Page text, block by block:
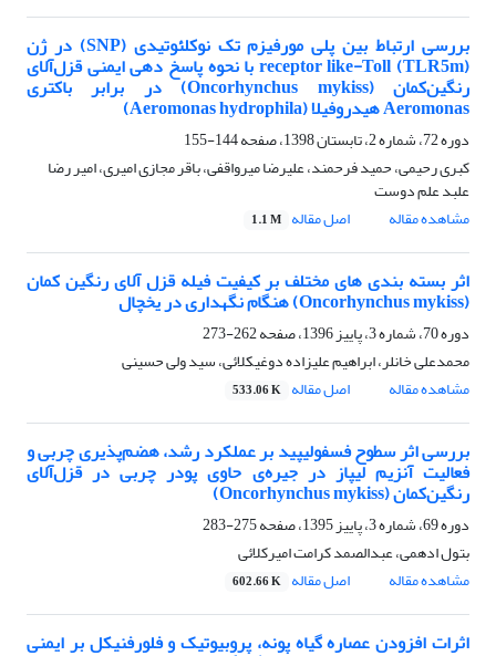
بررسی ارتباط بین پلی مورفیزم تک نوکلئوتیدی (SNP) در ژن
(TLR5m) receptor like-Toll با نحوه پاسخ دهی ایمنی قزل‌آلای
رنگین‌کمان (Oncorhynchus mykiss) در برابر باکتری
Aeromonas هیدروفیلا (Aeromonas hydrophila)
دوره 72، شماره 2، تابستان 1398، صفحه
144-155
کبری رحیمی، حمید فرحمند، علیرضا میرواقفی، باقر مجازی امیری، امیر رضا
علبد علم دوست
مشاهده مقاله
اصل مقاله 1.1 M
اثر بسته بندی های مختلف بر کیفیت فیله قزل آلای رنگین کمان
(Oncorhynchus mykiss) هنگام نگهداری در یخچال
دوره 70، شماره 3، پاییز 1396، صفحه
262-273
محمدعلی خانلر، ابراهیم علیزاده دوغیکلائی، سید ولی حسینی
مشاهده مقاله
اصل مقاله 533.06 K
بررسی اثر سطوح فسفولیپید بر عملکرد رشد، هضم‌پذیری چربی و
فعالیت آنزیم لیپاز در جیره‌ی حاوی پودر چربی در قزل‌آلای
رنگین‌کمان (Oncorhynchus mykiss)
دوره 69، شماره 3، پاییز 1395، صفحه
275-283
بتول ادهمی، عبدالصمد کرامت امیرکلائی
مشاهده مقاله
اصل مقاله 602.66 K
اثرات افزودن عصاره گیاه پونه، پروبیوتیک و فلورفنیکل بر ایمنی